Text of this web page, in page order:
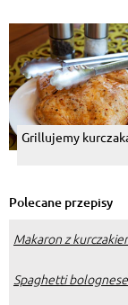
Grillujemy
Polecane przepisy
Makaron z
Spaghetti bolognese